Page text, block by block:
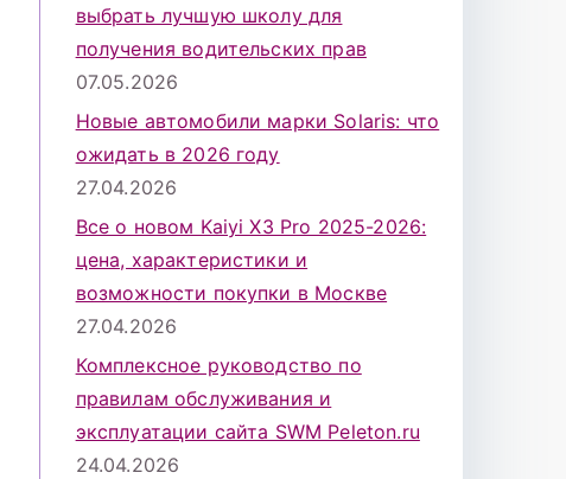
выбрать лучшую школу для
получения водительских прав
07.05.2026
Новые автомобили марки Solaris: что
ожидать в 2026 году
27.04.2026
Все о новом Kaiyi X3 Pro 2025-2026:
цена, характеристики и
возможности покупки в Москве
27.04.2026
Комплексное руководство по
правилам обслуживания и
эксплуатации сайта SWM Peleton.ru
24.04.2026